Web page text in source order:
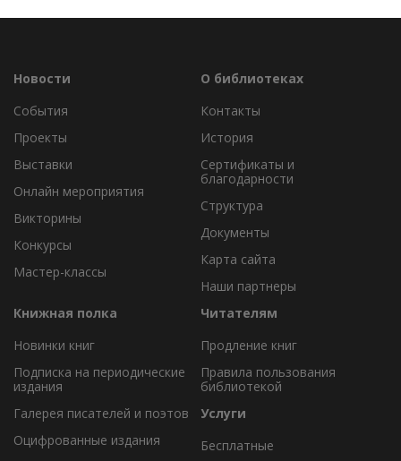
Новости
События
Проекты
Выставки
Онлайн мероприятия
Викторины
Конкурсы
Мастер-классы
О библиотеках
Контакты
История
Сертификаты и
благодарности
Структура
Документы
Карта сайта
Наши партнеры
Книжная полка
Новинки книг
Подписка на периодические
издания
Галерея писателей и поэтов
Оцифрованные издания
Читателям
Продление книг
Правила пользования
библиотекой
Услуги
Бесплатные